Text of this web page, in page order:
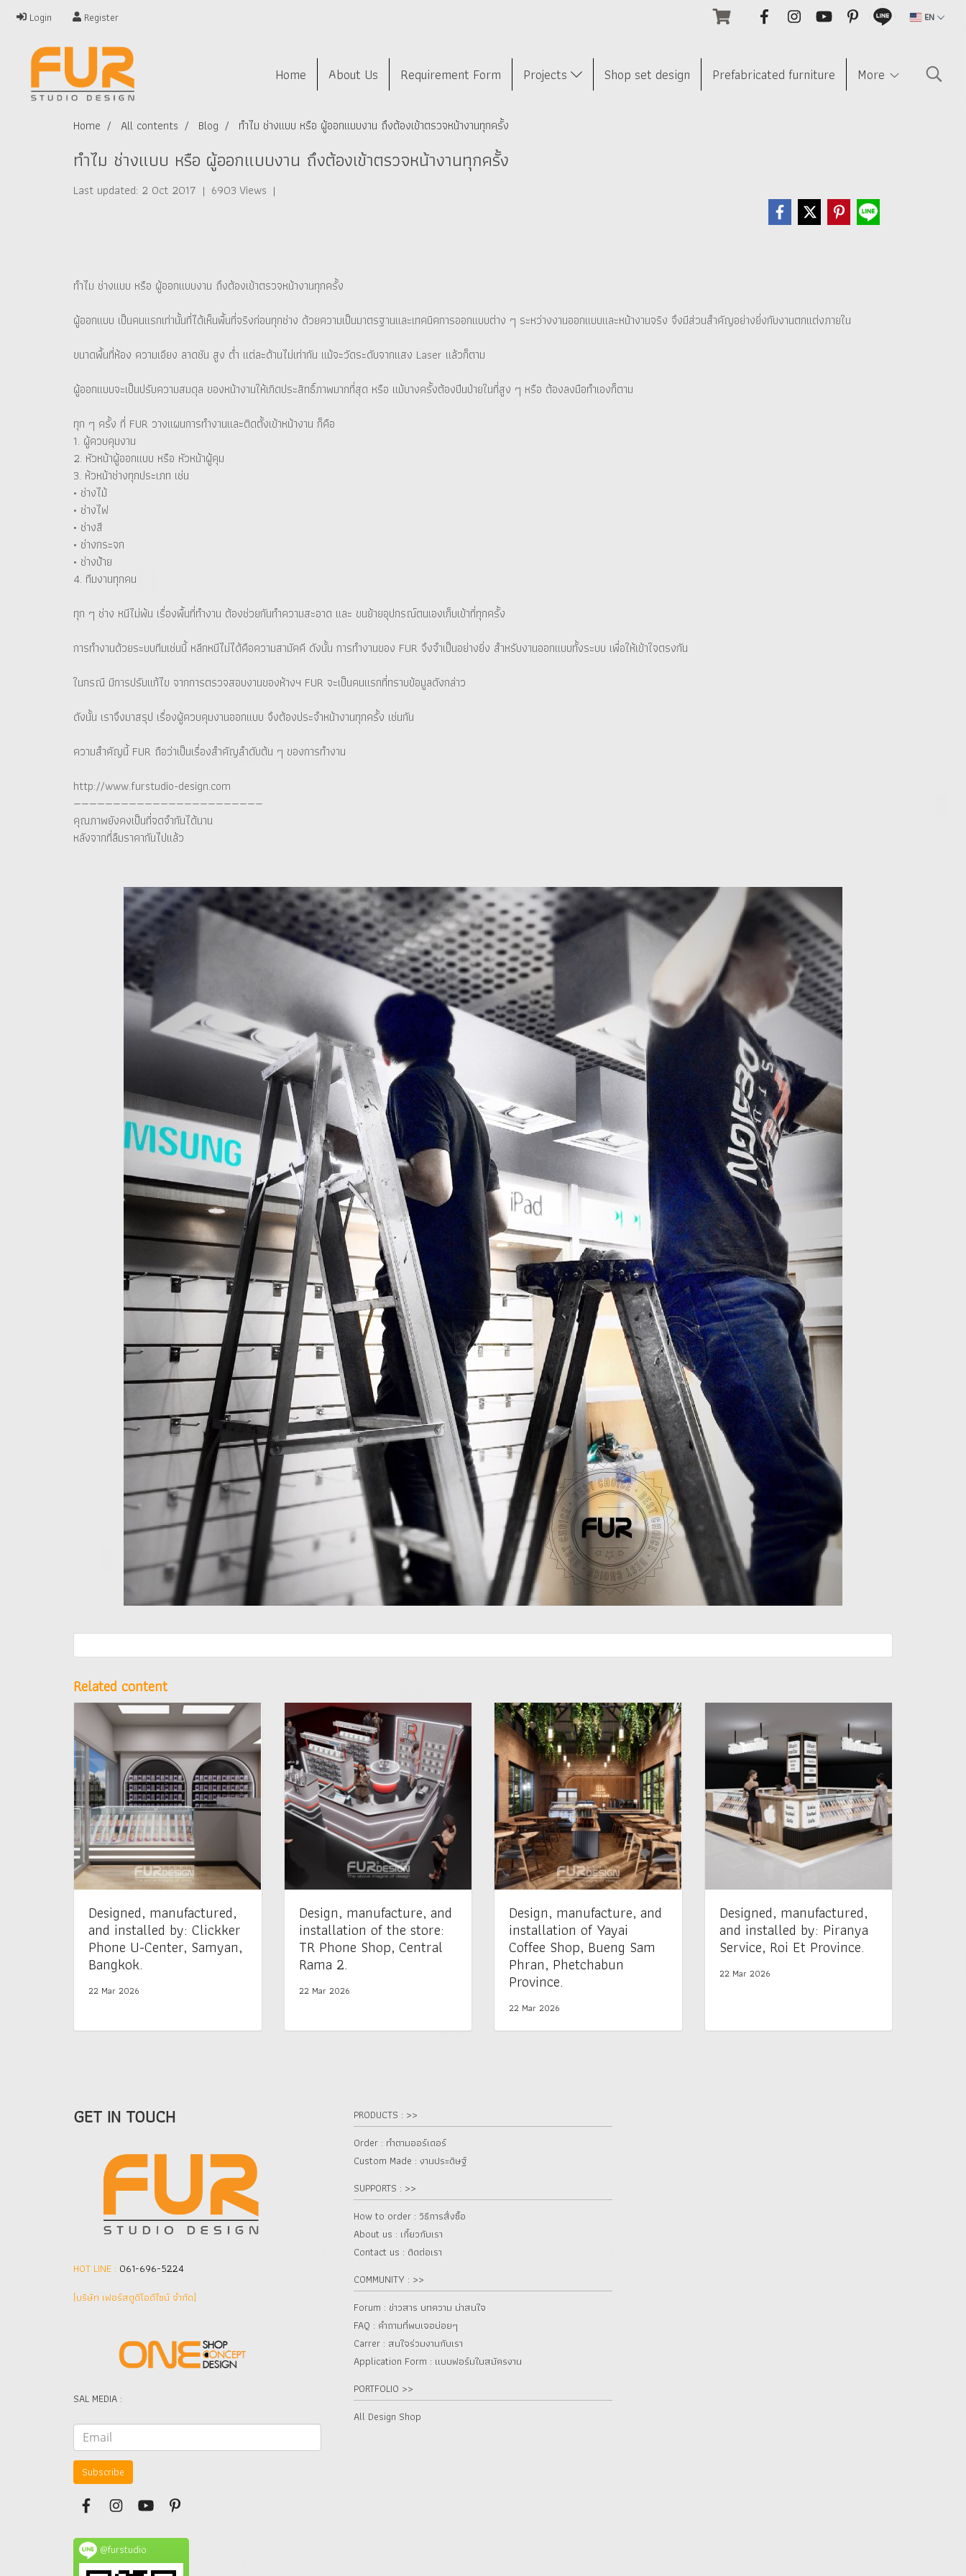
Login Register EN
Home About Us Requirement Form Projects Shop set design Prefabricated furniture More
Home All contents Blog ทำไม ช่างแบบ หรือ ผู้ออกแบบงาน ถึงต้องเข้าตรวจหน้างานทุกครั้ง
ทำไม ช่างแบบ หรือ ผู้ออกแบบงาน ถึงต้องเข้าตรวจหน้างานทุกครั้ง
Last updated: 2 Oct 2017 | 6903 Views |
ทำไม ช่างแบบ หรือ ผู้ออกแบบงาน ถึงต้องเข้าตรวจหน้างานทุกครั้ง
ผู้ออกแบบ เป็นคนแรกเท่านั้นที่ได้เห็นพื้นที่จริงก่อนทุกช่าง ด้วยความเป็นมาตรฐานและเทคนิคการออกแบบต่าง ๆ ระหว่างงานออกแบบและหน้างานจริง จึงมีส่วนสำคัญอย่างยิ่งกับงานตกแต่งภายใน
ขนาดพื้นที่ห้อง ความเอียง ลาดชัน สูง ต่ำ แต่ละด้านไม่เท่ากัน แม้จะวัดระดับจากแสง Laser แล้วก็ตาม
ผู้ออกแบบจะเป็นปรับความสมดุล ของหน้างานให้เกิดประสิทธิ์ภาพมากที่สุด หรือ แม้บางครั้งต้องปีนป่ายในที่สูง ๆ หรือ ต้องลงมือทำเองก็ตาม
ทุก ๆ ครั้ง ที่ FUR วางแผนการทำงานและติดตั้งเข้าหน้างาน ก็คือ
1. ผู้ควบคุมงาน
2. หัวหน้าผู้ออกแบบ หรือ หัวหน้าผู้คุม
3. ห้วหน้าช่างทุกประเภท เช่น
• ช่างไม้
• ช่างไฟ
• ช่างสี
• ช่างกระจก
• ช่างป้าย
4. ทีมงานทุกคน
ทุก ๆ ช่าง หนีไม่พ้น เรื่องพื้นที่ทำงาน ต้องช่วยกันทำความสะอาด และ ขนย้ายอุปกรณ์ตนเองเก็บเข้าที่ทุกครั้ง
การทำงานด้วยระบบทีมเช่นนี้ หลีกหนีไม่ได้คือความสามัคคี ดังนั้น การทำงานของ FUR จึงจำเป็นอย่างยิ่ง สำหรับงานออกแบบทั้งระบบ เพื่อให้เข้าใจตรงกัน
ในกรณี มีการปรับแก้ไข จากการตรวจสอบงานของห้างฯ FUR จะเป็นคนแรกที่ทราบข้อมูลดังกล่าว
ดังนั้น เราจึงมาสรุป เรื่องผู้ควบคุมงานออกแบบ จึงต้องประจำหน้างานทุกครั้ง เช่นกัน
ความสำคัญนี้ FUR ถือว่าเป็นเรื่องสำคัญลำดับต้น ๆ ของการทำงาน
http://www.furstudio-design.com
————————————————————————
คุณภาพยังคงเป็นที่จดจำกันได้นาน
หลังจากที่ลืมราคากันไปแล้ว
Related content
Designed, manufactured,
and installed by: Clickker
Phone U-Center, Samyan,
Bangkok.
22 Mar 2026
Design, manufacture, and
installation of the store:
TR Phone Shop, Central
Rama 2.
22 Mar 2026
Design, manufacture, and
installation of Yayai
Coffee Shop, Bueng Sam
Phran, Phetchabun
Province.
22 Mar 2026
Designed, manufactured,
and installed by: Piranya
Service, Roi Et Province.
22 Mar 2026
GET IN TOUCH
HOT LINE : 061-696-5224
(บริษัท เฟอร์สตูดิโอดีไซน์ จำกัด]
SAL MEDIA :
Subscribe
@furstudio
PRODUCTS : >>
Order : ทำตามออร์เดอร์
Custom Made : งานประดิษฐ์
SUPPORTS : >>
How to order : วิธีการสั่งซื้อ
About us : เกี๋ยวกับเรา
Contact us : ติดต่อเรา
COMMUNITY : >>
Forum : ข่าวสาร บทความ น่าสนใจ
FAQ : คำถามที่พบเจอบ่อยๆ
Carrer : สนใจร่วมงานกับเรา
Application Form : แบบฟอร์มใบสมัครงาน
PORTFOLIO >>
All Design Shop